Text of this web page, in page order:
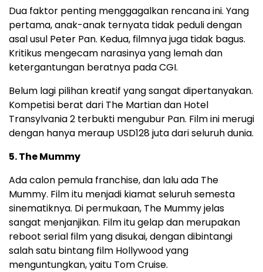
Dua faktor penting menggagalkan rencana ini. Yang
pertama, anak-anak ternyata tidak peduli dengan
asal usul Peter Pan. Kedua, filmnya juga tidak bagus.
Kritikus mengecam narasinya yang lemah dan
ketergantungan beratnya pada CGI.
Belum lagi pilihan kreatif yang sangat dipertanyakan.
Kompetisi berat dari The Martian dan Hotel
Transylvania 2 terbukti mengubur Pan. Film ini merugi
dengan hanya meraup USD128 juta dari seluruh dunia.
5. The Mummy
Ada calon pemula franchise, dan lalu ada The
Mummy. Film itu menjadi kiamat seluruh semesta
sinematiknya. Di permukaan, The Mummy jelas
sangat menjanjikan. Film itu gelap dan merupakan
reboot serial film yang disukai, dengan dibintangi
salah satu bintang film Hollywood yang
menguntungkan, yaitu Tom Cruise.